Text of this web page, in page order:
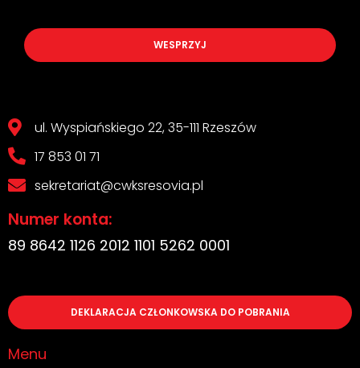
WESPRZYJ
ul. Wyspiańskiego 22, 35-111 Rzeszów
17 853 01 71
sekretariat@cwksresovia.pl
Numer konta:
89 8642 1126 2012 1101 5262 0001
DEKLARACJA CZŁONKOWSKA DO POBRANIA
Menu